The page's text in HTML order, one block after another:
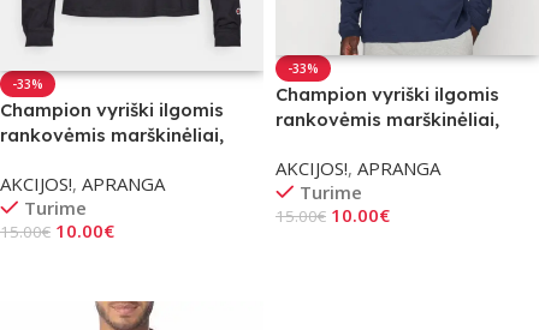
-33%
Champion vyriški ilgomis
rankovėmis marškinėliai,
AKCIJOS!, APRANGA
Turime
15.00€ 10.00€
-33%
Champion vyriški ilgomis
rankovėmis marškinėliai,
AKCIJOS!, APRANGA
Turime
15.00€ 10.00€